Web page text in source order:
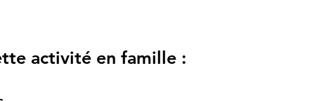
activité en famille :